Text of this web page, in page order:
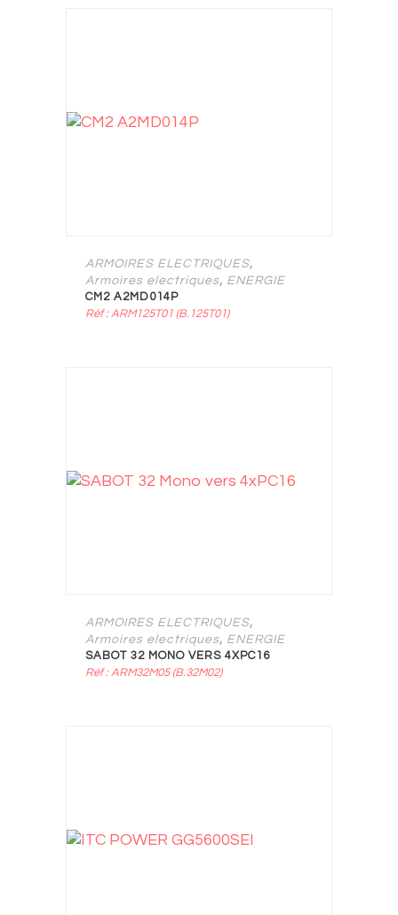
ARMOIRES ELECTRIQUES,
Armoires electriques, ENERGIE
CM2 A2MD014P
Réf : ARM125T01 (B.125T01)
ARMOIRES ELECTRIQUES,
Armoires electriques, ENERGIE
SABOT 32 MONO VERS 4XPC16
Réf : ARM32M05 (B.32M02)